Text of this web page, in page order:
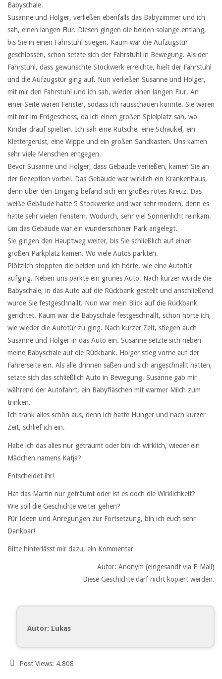
Babyschale.
Susanne und Holger, verließen ebenfalls das Babyzimmer und ich
sah, einen langen Flur. Diesen gingen die beiden solange entlang,
bis Sie in einen Fahrstuhl stiegen. Kaum war die Aufzugstür
geschlossen, schon setzte sich der Fahrstuhl in Bewegung. Als der
Fahrstuhl, dass gewünschte Stockwerk erreichte, hielt der Fahrstuhl
und die Aufzugstür ging auf. Nun verließen Susanne und Holger,
mit mir den Fahrstuhl und ich sah, wieder einen langen Flur. An
einer Seite waren Fenster, sodass ich rausschauen konnte. Sie waren
mit mir im Erdgeschoss, da ich einen großen Spielplatz sah, wo
Kinder drauf spielten. Ich sah eine Rutsche, eine Schaukel, ein
Klettergerüst, eine Wippe und ein großen Sandkasten. Uns kamen
sehr viele Menschen entgegen.
Bevor Susanne und Holger, dass Gebäude verließen, kamen Sie an
der Rezeption vorbei. Das Gebäude war wirklich ein Krankenhaus,
denn über den Eingang befand sich ein großes rotes Kreuz. Das
weiße Gebäude hatte 5 Stockwerke und war sehr modern, denn es
hatte sehr vielen Fenstern. Wodurch, sehr viel Sonnenlicht reinkam.
Um das Gebäude war ein wunderschöner Park angelegt.
Sie gingen den Hauptweg weiter, bis Sie schließlich auf einen
großen Parkplatz kamen. Wo viele Autos parkten.
Plötzlich stoppten die beiden und ich hörte, wie eine Autotür
aufging. Neben uns parkte ein grünes Auto. Nach kurzer wurde die
Babyschale, in das Auto auf die Rückbank gestellt und anschließend
wurde Sie festgeschnallt. Nun war mein Blick auf die Rückbank
gerichtet. Kaum war die Babyschale festgeschnallt, schon hörte ich,
wie wieder die Autotür zu ging. Nach kurzer Zeit, stiegen auch
Susanne und Holger in das Auto ein. Susanne setzte sich neben
meine Babyschale auf die Rückbank. Holger stieg vorne auf der
Fahrerseite ein. Als alle drinnen saßen und sich angeschnallt hatten,
setzte sich das schließlich Auto in Bewegung. Susanne gab mir
während der Autofahrt, ein Babyfläschen mit warmer Milch zum
trinken.
Ich trank alles schön aus, denn ich hatte Hunger und nach kurzer
Zeit, schlief ich ein.
Habe ich das alles nur geträumt oder bin ich wirklich, wieder ein
Mädchen namens Katja?
Entscheidet ihr!
Hat das Martin nur geträumt oder ist es doch die Wirklichkeit?
Wie soll die Geschichte weiter gehen?
Für Ideen und Anregungen zur Fortsetzung, bin ich euch sehr
Dankbar!
Bitte hinterlässt mir dazu, ein Kommentar
Autor: Anonym (eingesandt via E-Mail)
Diese Geschichte darf nicht kopiert werden.
Autor: Lukas
Post Views: 4.808